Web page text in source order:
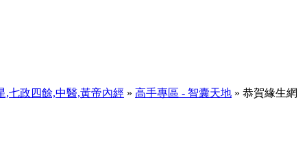
,七政四餘,中醫,黃帝內經 » 高手專區 - 智囊天地 » 恭賀緣生網